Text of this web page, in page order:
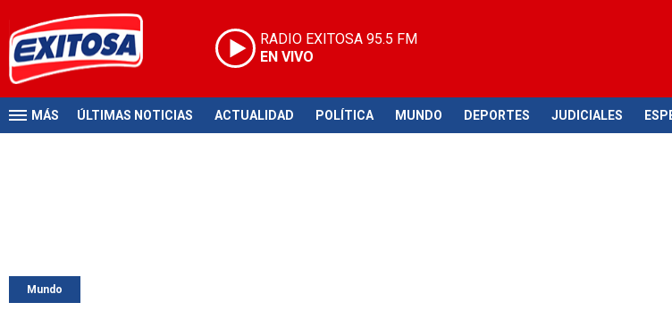
RADIO EXITOSA 95.5 FM
EN VIVO
MÁS ÚLTIMAS NOTICIAS ACTUALIDAD POLÍTICA MUNDO DEPORTES JUDICIALES
Mundo